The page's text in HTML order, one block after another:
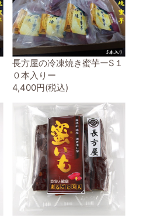
長方屋の冷凍焼き蜜芋ーS１
０本入りー
4,400円(税込)